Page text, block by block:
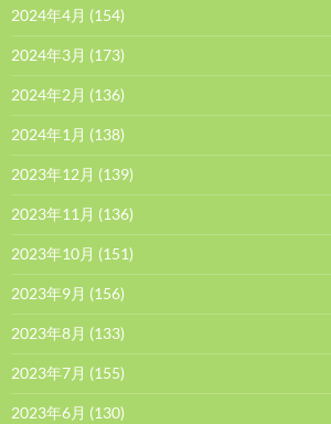
2024年4月 (154)
2024年3月 (173)
2024年2月 (136)
2024年1月 (138)
2023年12月 (139)
2023年11月 (136)
2023年10月 (151)
2023年9月 (156)
2023年8月 (133)
2023年7月 (155)
2023年6月 (130)